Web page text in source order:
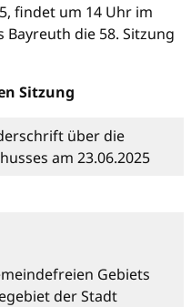
findet um 14 Uhr im
Bayreuth die 58. Sitzung
Sitzung
über die
am 23.06.2025
Gebiets
der Stadt